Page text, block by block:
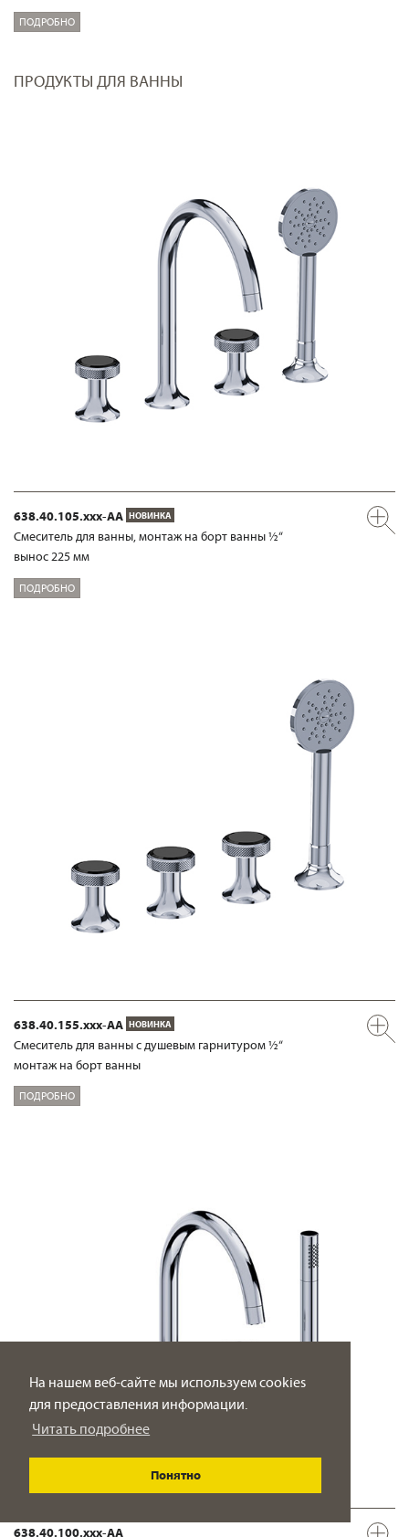
На нашем веб-сайте мы используем cookies
для предоставления информации.
Читать подробнее
Понятно
ПОДРОБНО
ПРОДУКТЫ ДЛЯ ВАННЫ
638.40.105.xxx-AA НОВИНКА
Смеситель для ванны, монтаж на борт ванны ½“
вынос 225 мм
ПОДРОБНО
638.40.155.xxx-AA НОВИНКА
Смеситель для ванны с душевым гарнитуром ½“
монтаж на борт ванны
ПОДРОБНО
638.40.100.xxx-AA